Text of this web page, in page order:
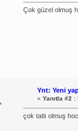
Çok güzel olmuş
Ynt: Yeni
« Yanıtla #2 :
çok tatlı olmuş